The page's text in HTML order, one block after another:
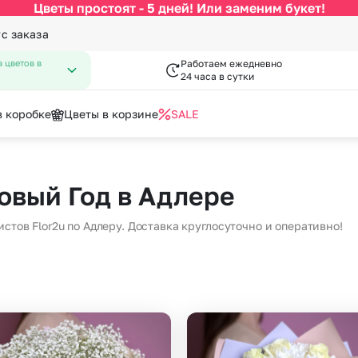
Цветы простоят - 5 дней! Или заменим букет!
заказа
цветов в
Работаем ежедневно
24 часа в сутки
роза
По виду цветка
Букеты до 2500 руб
Букеты 1500 - 2600 руб.
Недорогие цветы
День Учителя
Новый Год
Белые розы
Красные розы
коробке Цветы в корзине SALE
Год в Адлере
Flor2u по Адлеру. Доставка круглосуточно и оперативно!